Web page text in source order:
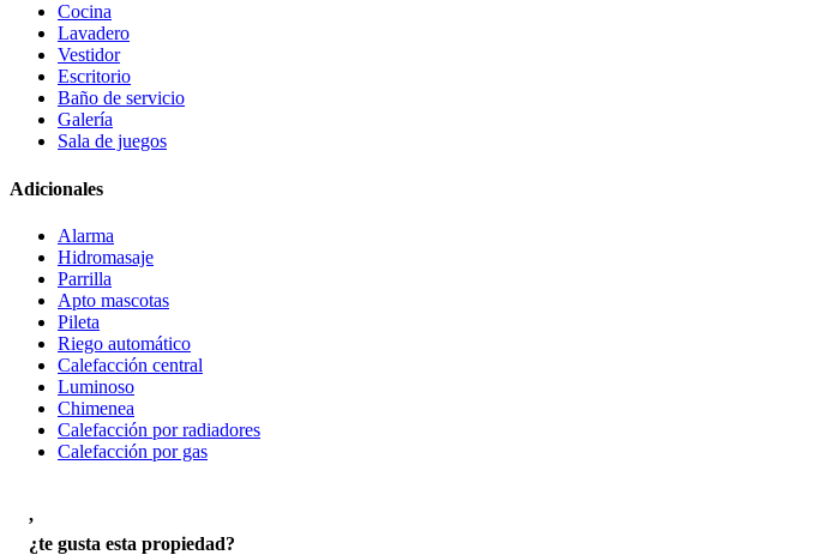
Cocina
Lavadero
Vestidor
Escritorio
Baño de servicio
Galería
Sala de juegos
Adicionales
Alarma
Hidromasaje
Parrilla
Apto mascotas
Pileta
Riego automático
Calefacción central
Luminoso
Chimenea
Calefacción por radiadores
Calefacción por gas
,
¿te gusta esta propiedad?